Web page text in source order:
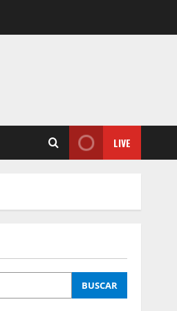
LIVE
BUSCAR